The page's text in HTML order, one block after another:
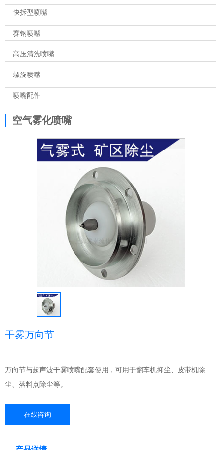
快拆型喷嘴
赛钢喷嘴
高压清洗喷嘴
螺旋喷嘴
喷嘴配件
空气雾化喷嘴
干雾万向节
万向节与超声波干雾喷嘴配套使用，可用于翻车机抑尘、皮带机除
尘、落料点除尘等。
在线咨询